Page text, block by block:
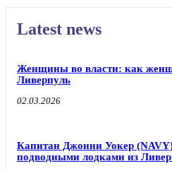
Latest news
Женщины во власти: как
Ливерпуль
02.03.2026
Капитан Джонни Уокер (NAVY)
подводными лодками из